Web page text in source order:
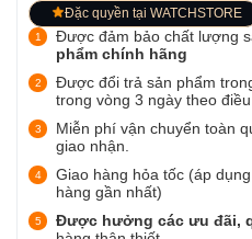
Đặc quyền tại WATCHSTORE
Được đảm bảo chất lượng
phẩm chính hãng
Được đổi trả sản phẩm
trong vòng 3 ngày theo
Miễn phí vận chuyển toàn
giao nhận.
Giao hàng hỏa tốc (áp
hàng gần nhất)
Được hưởng các ưu đãi,